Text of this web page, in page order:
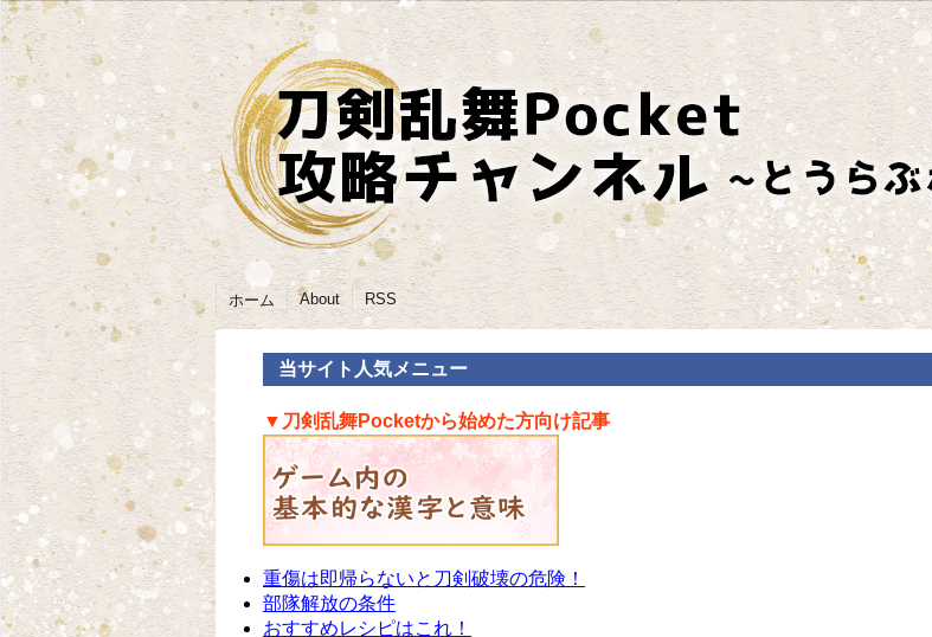
ホーム About RSS
当サイト人気メニュー
▼刀剣乱舞Pocketから始めた方向け記事
重傷は即帰らないと刀剣破壊の危険！
部隊解放の条件
おすすめレシピはこれ！